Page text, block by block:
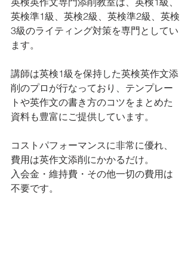
英検準1級、英検2級、英検準2級、英検
3級のライティング対策を専門としてい
ます。
講師は英検1級を保持した英検英作文添
削のプロが行なっており、テンプレー
トや英作文の書き方のコツをまとめた
資料も豊富にご提供しています。
コストパフォーマンスに非常に優れ、
費用は英作文添削にかかるだけ。
入会金・維持費・その他一切の費用は
不要です。